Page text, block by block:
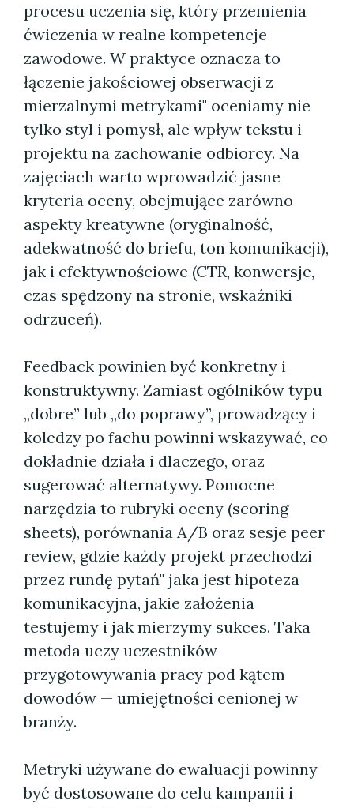
procesu uczenia się, który przemienia
ćwiczenia w realne kompetencje
zawodowe. W praktyce oznacza to
łączenie jakościowej obserwacji z
mierzalnymi metrykami" oceniamy nie
tylko styl i pomysł, ale wpływ tekstu i
projektu na zachowanie odbiorcy. Na
zajęciach warto wprowadzić jasne
kryteria oceny, obejmujące zarówno
aspekty kreatywne (oryginalność,
adekwatność do briefu, ton komunikacji),
jak i efektywnościowe (CTR, konwersje,
czas spędzony na stronie, wskaźniki
odrzuceń).
Feedback powinien być konkretny i
konstruktywny. Zamiast ogólników typu
„dobre” lub „do poprawy”, prowadzący i
koledzy po fachu powinni wskazywać, co
dokładnie działa i dlaczego, oraz
sugerować alternatywy. Pomocne
narzędzia to rubryki oceny (scoring
sheets), porównania A/B oraz sesje peer
review, gdzie każdy projekt przechodzi
przez rundę pytań" jaka jest hipoteza
komunikacyjna, jakie założenia
testujemy i jak mierzymy sukces. Taka
metoda uczy uczestników
przygotowywania pracy pod kątem
dowodów — umiejętności cenionej w
branży.
Metryki używane do ewaluacji powinny
być dostosowane do celu kampanii i